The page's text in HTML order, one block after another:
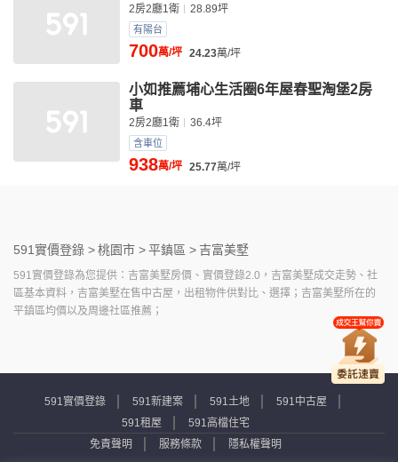
2房2廳1衛 28.89坪
有陽台
700萬/坪 24.23萬/坪
小如推薦埔心生活圈6年屋春聖淘堡2房
車
2房2廳1衛 36.4坪
含車位
938萬/坪 25.77萬/坪
591實價登錄 >桃園市 >平鎮區 > 吉富美墅
591實價登錄為您提供：吉富美墅房價、實價登錄2.0，吉富美墅成交走勢、社
區基本資料，吉富美墅在售中古屋，出租物件供對比、選擇；吉富美墅所在的
平鎮區均價以及周邊社區推薦；
591實價登錄 591新建案 591土地
591中古屋
591租屋
591高檔住宅
免責聲明
服務條款 隱私權聲明